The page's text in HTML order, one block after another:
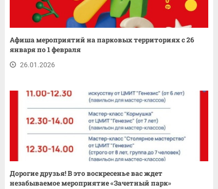
Афиша мероприятий на парковых территориях с 26
января по 1 февраля
26.01.2026
Дорогие друзья! В это воскресенье вас ждет
незабываемое мероприятие «Зачетный парк»